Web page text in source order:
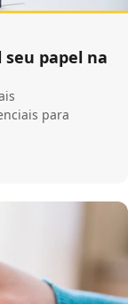
seu papel na
para